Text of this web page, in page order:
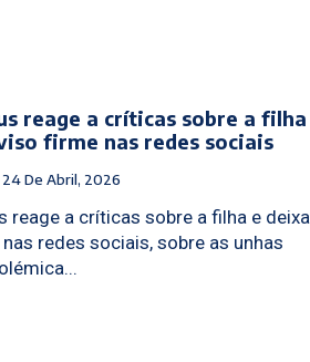
reage a críticas sobre a filha
firme nas redes sociais
24 De Abril, 2026
reage a críticas sobre a filha e deixa
redes sociais, sobre as unhas
Polémica...